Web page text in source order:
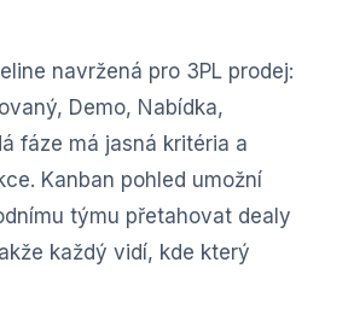
navržená pro 3PL prodej:
Demo, Nabídka,
fáze má jasná kritéria a
Kanban pohled umožní
týmu přetahovat dealy
každý vidí, kde který